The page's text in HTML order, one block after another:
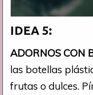
IDEA 5:
ADORNOS CON
las botellas
frutas o dulces.